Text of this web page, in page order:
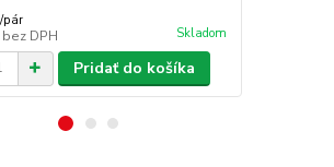
/pár
bez DPH Skladom
Pridať do košíka